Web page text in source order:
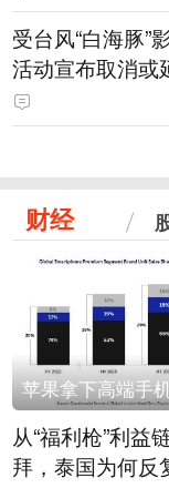
受台风“白海豚”
活动宣布取消或
财经
从“福利枪”利益
拜，泰国为何反